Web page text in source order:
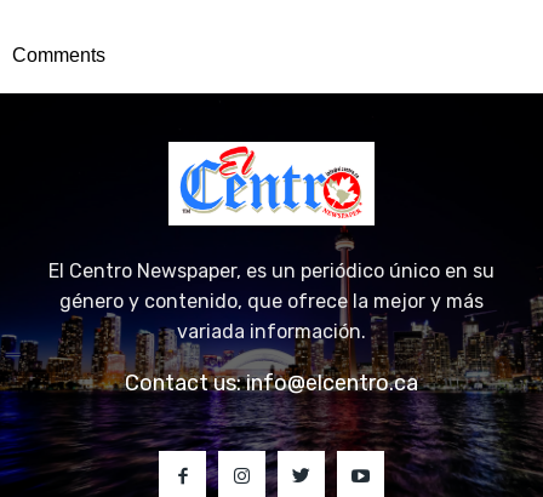
Comments
El Centro Newspaper, es un periódico único en su
género y contenido, que ofrece la mejor y más
variada información.
Contact us:info@elcentro.ca